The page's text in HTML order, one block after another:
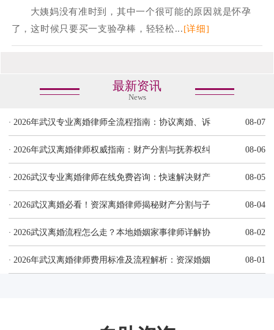
大姨妈没有准时到，其中一个很可能的原因就是怀孕
了，这时候只要买一支验孕棒，轻轻松...[详细]
最新资讯
News
· 2026年武汉专业离婚律师全流程指南：协议离婚、诉 08-07
· 2026年武汉离婚律师权威指南：财产分割与抚养权纠 08-06
· 2026武汉专业离婚律师在线免费咨询：快速解决财产 08-05
· 2026武汉离婚必看！资深离婚律师揭秘财产分割与子 08-04
· 2026武汉离婚流程怎么走？本地婚姻家事律师详解协 08-02
· 2026年武汉离婚律师费用标准及流程解析：资深婚姻 08-01